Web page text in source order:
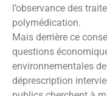
l’observance des
polymédication.
Mais derrière ce
questions
environnementales
déprescription